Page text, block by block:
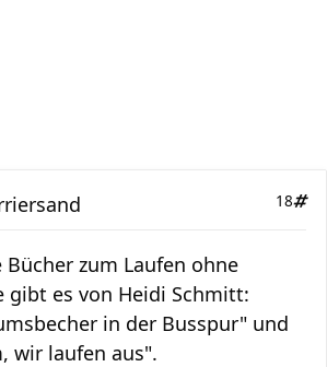
18
Bücher zum Laufen ohne
gibt es von Heidi Schmitt:
in der Busspur" und
wir laufen aus".